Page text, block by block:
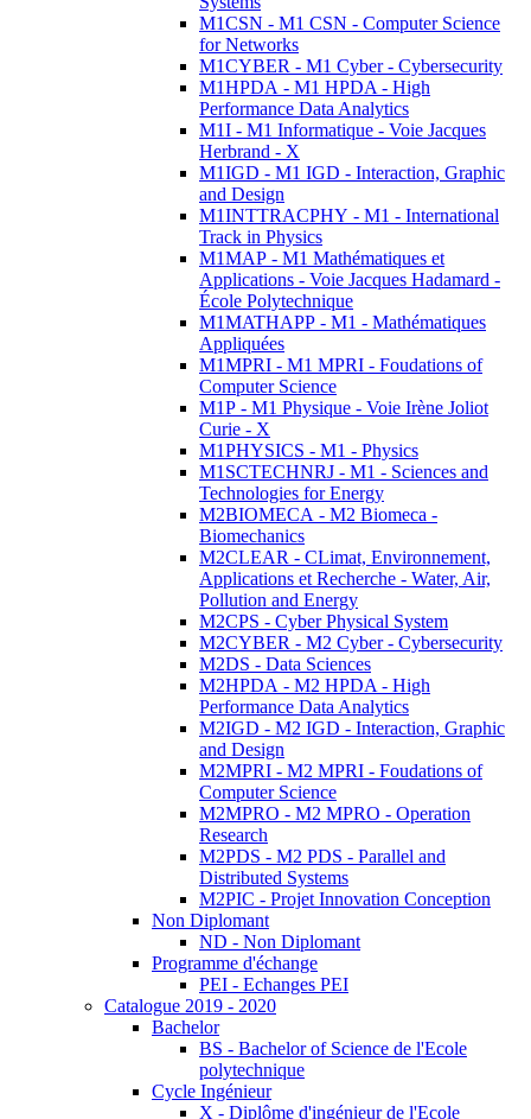
M1CSN - M1 CSN - Computer Science
for Networks
M1CYBER - M1 Cyber - Cybersecurity
M1HPDA - M1 HPDA - High
Performance Data Analytics
M1I - M1 Informatique - Voie Jacques
Herbrand - X
M1IGD - M1 IGD - Interaction, Graphic
and Design
M1INTTRACPHY - M1 - International
Track in Physics
M1MAP - M1 Mathématiques et
Applications - Voie Jacques Hadamard -
École Polytechnique
M1MATHAPP - M1 - Mathématiques
Appliquées
M1MPRI - M1 MPRI - Foudations of
Computer Science
M1P - M1 Physique - Voie Irène Joliot
Curie - X
M1PHYSICS - M1 - Physics
M1SCTECHNRJ - M1 - Sciences and
Technologies for Energy
M2BIOMECA - M2 Biomeca -
Biomechanics
M2CLEAR - CLimat, Environnement,
Applications et Recherche - Water, Air,
Pollution and Energy
M2CPS - Cyber Physical System
M2CYBER - M2 Cyber - Cybersecurity
M2DS - Data Sciences
M2HPDA - M2 HPDA - High
Performance Data Analytics
M2IGD - M2 IGD - Interaction, Graphic
and Design
M2MPRI - M2 MPRI - Foudations of
Computer Science
M2MPRO - M2 MPRO - Operation
Research
M2PDS - M2 PDS - Parallel and
Distributed Systems
M2PIC - Projet Innovation Conception
Non Diplomant
ND - Non Diplomant
Programme d'échange
PEI - Echanges PEI
Catalogue 2019 - 2020
Bachelor
BS - Bachelor of Science de l'Ecole
polytechnique
Cycle Ingénieur
X - Diplôme d'ingénieur de l'Ecole